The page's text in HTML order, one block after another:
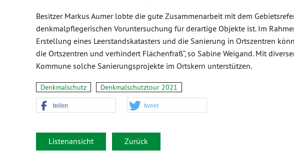
Besitzer Markus Aumer lobte die gute Zusammenarbeit mit dem
denkmalpflegerischen Voruntersuchung für derartige Objekte ist. Im
Erstellung eines Leerstandskatasters und die Sanierung in Ortszentren
die Ortszentren und verhindert Flächenfraß“, so Sabine Weigand. Mit
Kommune solche Sanierungsprojekte im Ortskern unterstützen.
Denkmalschutz Denkmalschutztour 2021
teilen tweet
Listenansicht Zurück